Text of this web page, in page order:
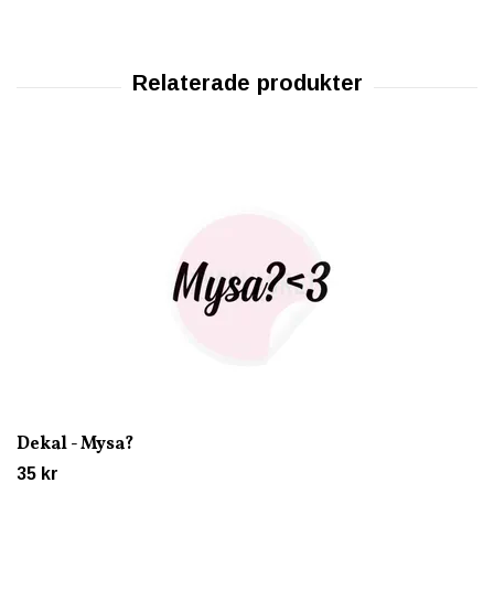
Dekal - Mysa?
35 kr